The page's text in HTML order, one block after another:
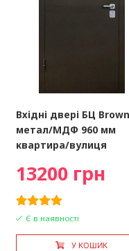
Вхідні двері БЦ Brown
метал/МДФ 960 мм
квартира/вулиця
13200 грн
Є в наявності
У КОШИК